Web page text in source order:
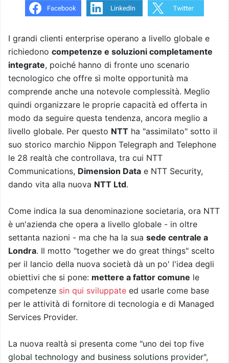
I grandi clienti enterprise operano a livello globale e
richiedono competenze e soluzioni completamente
integrate, poiché hanno di fronte uno scenario
tecnologico che offre sì molte opportunità ma
comprende anche una notevole complessità. Meglio
quindi organizzare le proprie capacità ed offerta in
modo da seguire questa tendenza, ancora meglio a
livello globale. Per questo NTT ha "assimilato" sotto il
suo storico marchio Nippon Telegraph and Telephone
le 28 realtà che controllava, tra cui NTT
Communications, Dimension Data e NTT Security,
dando vita alla nuova NTT Ltd.
Come indica la sua denominazione societaria, ora NTT
è un'azienda che opera a livello globale - in oltre
settanta nazioni - ma che ha la sua sede centrale a
Londra. Il motto "together we do great things" scelto
per il lancio della nuova società dà un po' l'idea degli
obiettivi che si pone: mettere a fattor comune le
competenze sin qui sviluppate ed usarle come base
per le attività di fornitore di tecnologia e di Managed
Services Provider.
La nuova realtà si presenta come "uno dei top five
global technology and business solutions provider",